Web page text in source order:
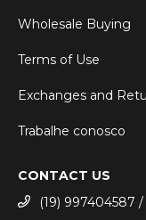
Wholesale Buying
Terms of Use
Exchanges and
Trabalhe conosco
CONTACT US
(19) 997404587 /